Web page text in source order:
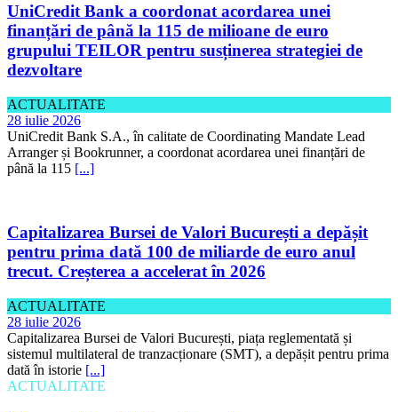
UniCredit Bank a coordonat acordarea unei
finanțări de până la 115 de milioane de euro
grupului TEILOR pentru susținerea strategiei de
dezvoltare
ACTUALITATE
28 iulie 2026
UniCredit Bank S.A., în calitate de Coordinating Mandate Lead
Arranger și Bookrunner, a coordonat acordarea unei finanțări de
până la 115 [...]
Capitalizarea Bursei de Valori București a depășit
pentru prima dată 100 de miliarde de euro anul
trecut. Creșterea a accelerat în 2026
ACTUALITATE
28 iulie 2026
Capitalizarea Bursei de Valori București, piața reglementată și
sistemul multilateral de tranzacționare (SMT), a depășit pentru prima
dată în istorie [...]
ACTUALITATE